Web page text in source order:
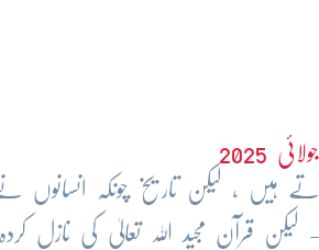
جولائی 2025
ہوتے ہیں ، لیکن تاریخ چونکہ
لیکن قرآن مجید اللہ تعالیٰ کی